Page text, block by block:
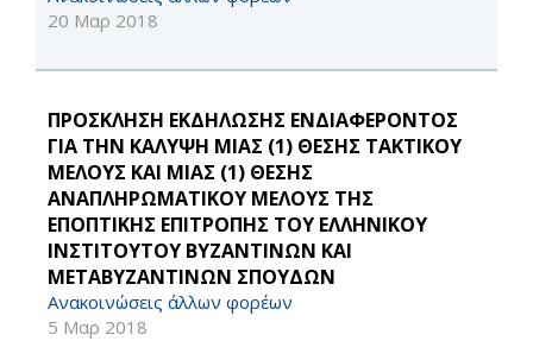
20 Μαρ 2018
ΠΡΟΣΚΛΗΣΗ ΕΚΔΗΛΩΣΗΣ ΕΝΔΙΑΦΕΡΟΝΤΟΣ
ΓΙΑ ΤΗN ΚΑΛΥΨΗ ΜΙΑΣ (1) ΘΕΣΗΣ ΤΑΚΤΙΚΟΥ
ΜΕΛΟΥΣ ΚΑΙ ΜΙΑΣ (1) ΘΕΣΗΣ
ΑΝΑΠΛΗΡΩΜΑΤΙΚΟΥ ΜΕΛΟΥΣ ΤΗΣ
ΕΠΟΠΤΙΚΗΣ ΕΠΙΤΡΟΠΗΣ ΤΟΥ ΕΛΛΗΝΙΚΟΥ
ΙΝΣΤΙΤΟΥΤΟΥ ΒΥΖΑΝΤΙΝΩΝ ΚΑΙ
ΜΕΤΑΒΥΖΑΝΤΙΝΩΝ ΣΠΟΥΔΩΝ
Ανακοινώσεις άλλων φορέων
5 Μαρ 2018